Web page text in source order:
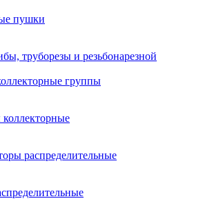
пушки
труборезы и резьбонарезной
группы
распределительные